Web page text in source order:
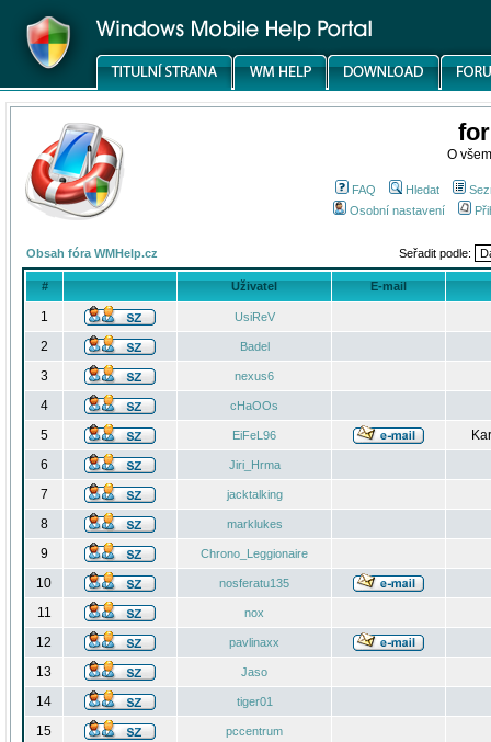
O
FAQ Hledat
Osobní nastavení
Obsah fóra WMHelp.cz Seřadit podle:
# Uživatel E-mail
1 UsiReV
2 Badel
3 nexus6
4 cHaOOs
5 EiFeL96
6
Jiri_Hrma
7 jacktalking
8 marklukes
9 Chrono_Leggionaire
10 nosferatu135
11 nox
12 pavlinaxx
13 Jaso
14 tiger01
15 pccentrum